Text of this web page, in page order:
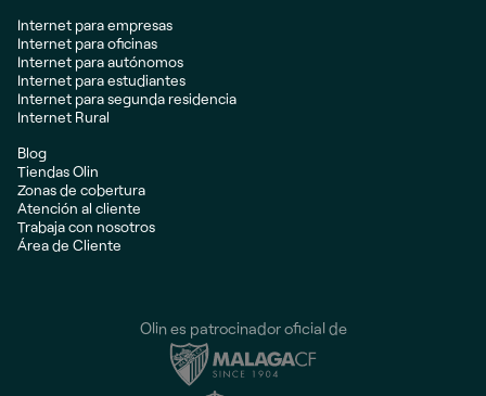
Internet para empresas
Internet para oficinas
Internet para autónomos
Internet para estudiantes
Internet para segunda residencia
Internet Rural
Blog
Tiendas Olin
Zonas de cobertura
Atención al cliente
Trabaja con nosotros
Área de Cliente
Olin es patrocinador oficial de